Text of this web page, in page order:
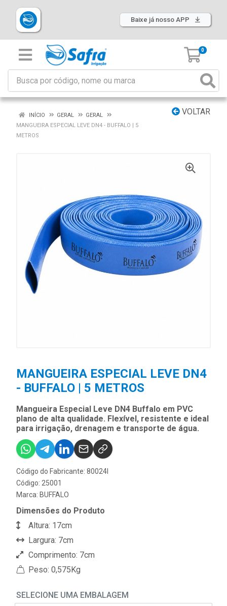
Baixe já nosso APP
0
VOLTAR
INÍCIO GERAL
GERAL
MANGUEIRA ESPECIAL LEVE DN4 - BUFFALO | 5
METROS
MANGUEIRA ESPECIAL LEVE DN4
- BUFFALO | 5 METROS
Mangueira Especial Leve DN4 Buffalo em PVC
plano de alta qualidade. Flexível, resistente e ideal
para irrigação, drenagem e transporte de água.
Código do Fabricante: 80024I
Código: 25001
Marca: BUFFALO
Dimensões do Produto
Altura: 17cm
Largura: 7cm
Comprimento: 7cm
Peso: 0,575Kg
SELECIONE UMA EMBALAGEM